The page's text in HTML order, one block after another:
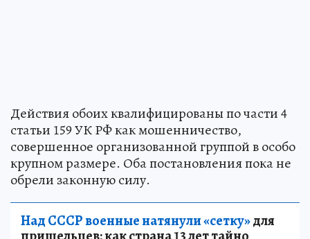
Действия обоих квалифицированы по части 4
статьи 159 УК РФ как мошенничество,
совершенное организованной группой в особо
крупном размере. Оба постановления пока не
обрели законную силу.
Над СССР военные натянули «сетку»для